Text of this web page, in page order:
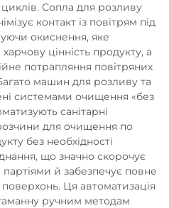
Сопла для розливу
контакт із повітрям під
окиснення, яке
цінність продукту, а
потрапляння повітряних
машин для розливу та
системами очищення «без
санітарні
для очищення по
без необхідності
що значно скорочує
й забезпечує повне
Ця автоматизація
ручним методам